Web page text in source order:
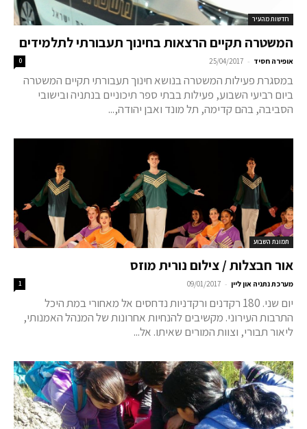
חדשות מהעיר
המשטרה תקיים הרצאות בחינוך תעבורתי לתלמידים
אופירה חסיד -
25/04/2017
0
במסגרת פעילות המשטרה בנושא חינוך תעבורתי תקיים המשטרה
ביום רביעי השבוע, פעילות בבתי ספר תיכוניים בנתניה ובישובי
הסביבה, בהם קדימה, תל מונד ואבן יהודה,...
תמונת השבוע
אור חבצלות / צילום נורית מוזס
מערכת נתניה און ליין -
09/01/2017
1
יום שני. 180 רקדנים ורקדניות נדחסים אל מאחורי במת היכל
התרבות העירוני. מקשיבים להנחיות אחרונות של המנהל האמנותי,
ליאור תבורי, וצוות המורים שאיתו. אל...